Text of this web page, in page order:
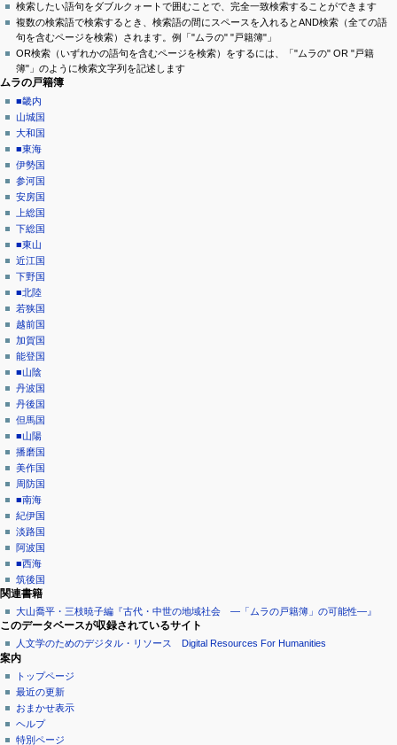
ョ
メ
ニ
ュ
ー
検索したい語句をダブルクォートで囲むことで、完全一致検索することができます
複数の検索語で検索するとき、検索語の間にスペースを入れるとAND検索（全ての語
句を含むページを検索）されます。例「"ムラの" "戸籍簿"」
OR検索（いずれかの語句を含むページを検索）をするには、「"ムラの" OR "戸籍
簿"」のように検索文字列を記述します
ムラの戸籍簿
■畿内
山城国
大和国
■東海
伊勢国
参河国
安房国
上総国
下総国
■東山
近江国
下野国
■北陸
若狭国
越前国
加賀国
能登国
■山陰
丹波国
丹後国
但馬国
■山陽
播磨国
美作国
周防国
■南海
紀伊国
淡路国
阿波国
■西海
筑後国
関連書籍
大山喬平・三枝暁子編『古代・中世の地域社会 ―「ムラの戸籍簿」の可能性―』
このデータベースが収録されているサイト
人文学のためのデジタル・リソース Digital Resources For Humanities
案内
トップページ
最近の更新
おまかせ表示
ヘルプ
特別ページ